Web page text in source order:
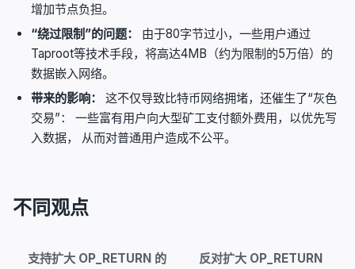
增加节点负担。
“绕过限制”的问题：
由于80字节过小，一些用户通过
Taproot等技术手段，将高达4MB（约为限制的5万倍）的
数据嵌入网络。
带来的影响：
这不仅导致比特币网络拥堵，还催生了“灰色
交易”： 一些富有用户向大型矿工支付额外费用，以优先写
入数据， 从而对普通用户造成不公平。
不同观点
支持扩大 OP_RETURN 的
反对扩大 OP_RETURN